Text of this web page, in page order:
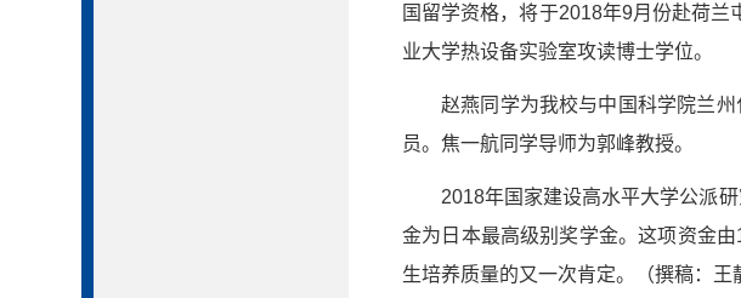
国留学资格，将于2018年9月份赴荷
业大学热设备实验室攻读博士学位。
赵燕同学为我校与中国科学院兰
员。焦一航同学导师为郭峰教授。
2018年国家建设高水平大学公派
金为日本最高级别奖学金。这项资金
生培养质量的又一次肯定。（撰稿：王